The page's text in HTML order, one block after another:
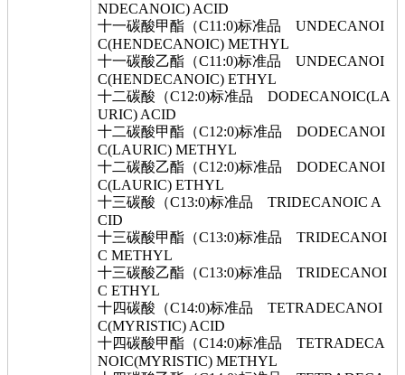
NDECANOIC) ACID
十一碳酸甲酯（C11:0)标准品 UNDECANOI
C(HENDECANOIC) METHYL
十一碳酸乙酯（C11:0)标准品 UNDECANOI
C(HENDECANOIC) ETHYL
十二碳酸（C12:0)标准品 DODECANOIC(LA
URIC) ACID
十二碳酸甲酯（C12:0)标准品 DODECANOI
C(LAURIC) METHYL
十二碳酸乙酯（C12:0)标准品 DODECANOI
C(LAURIC) ETHYL
十三碳酸（C13:0)标准品 TRIDECANOIC A
CID
十三碳酸甲酯（C13:0)标准品 TRIDECANOI
C METHYL
十三碳酸乙酯（C13:0)标准品 TRIDECANOI
C ETHYL
十四碳酸（C14:0)标准品 TETRADECANOI
C(MYRISTIC) ACID
十四碳酸甲酯（C14:0)标准品 TETRADECA
NOIC(MYRISTIC) METHYL